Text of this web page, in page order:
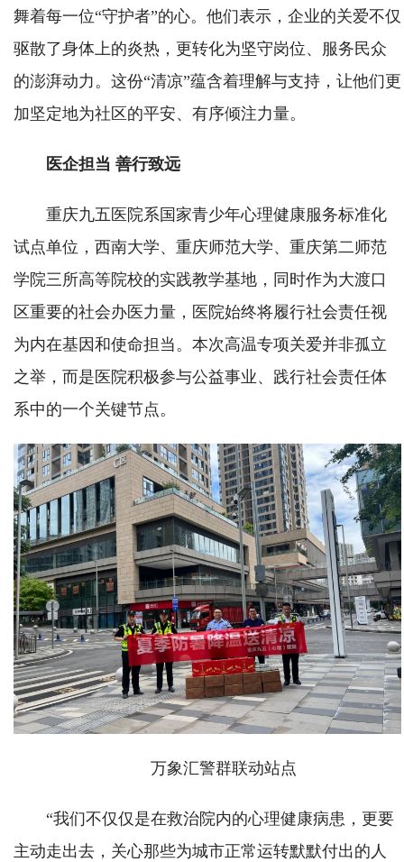
舞着每一位“守护者”的心。他们表示，企业的关爱不仅
驱散了身体上的炎热，更转化为坚守岗位、服务民众
的澎湃动力。这份“清凉”蕴含着理解与支持，让他们更
加坚定地为社区的平安、有序倾注力量。
医企担当 善行致远
重庆九五医院系国家青少年心理健康服务标准化
试点单位，西南大学、重庆师范大学、重庆第二师范
学院三所高等院校的实践教学基地，同时作为大渡口
区重要的社会办医力量，医院始终将履行社会责任视
为内在基因和使命担当。本次高温专项关爱并非孤立
之举，而是医院积极参与公益事业、践行社会责任体
系中的一个关键节点。
万象汇警群联动站点
“我们不仅仅是在救治院内的心理健康病患，更要
主动走出去，关心那些为城市正常运转默默付出的人